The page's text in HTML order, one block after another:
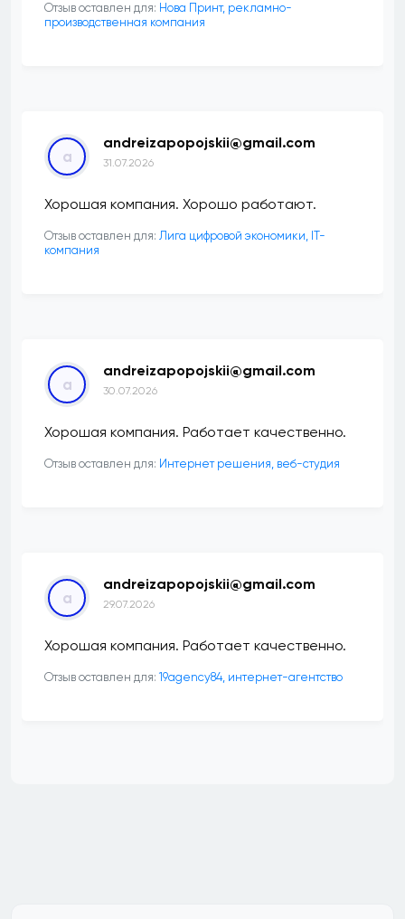
Отзыв оставлен для: Нова Принт, рекламно-
производственная компания
a
andreizapopojskii@gmail.com
31.07.2026
Хорошая компания. Хорошо работают.
Отзыв оставлен для: Лига цифровой экономики, IT-
компания
a
andreizapopojskii@gmail.com
30.07.2026
Хорошая компания. Работает качественно.
Отзыв оставлен для: Интернет решения, веб-студия
a
andreizapopojskii@gmail.com
29.07.2026
Хорошая компания. Работает качественно.
Отзыв оставлен для: 19agency84, интернет-агентство